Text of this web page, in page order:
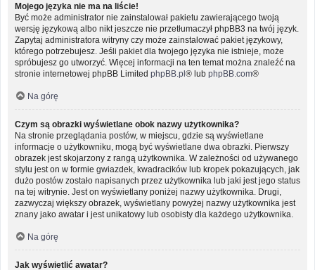
Mojego języka nie ma na liście!
Być może administrator nie zainstalował pakietu zawierającego twoją
wersję językową albo nikt jeszcze nie przetłumaczył phpBB3 na twój język.
Zapytaj administratora witryny czy może zainstalować pakiet językowy,
którego potrzebujesz. Jeśli pakiet dla twojego języka nie istnieje, może
spróbujesz go utworzyć. Więcej informacji na ten temat można znaleźć na
stronie internetowej phpBB Limited phpBB.pl® lub phpBB.com®
Na górę
Czym są obrazki wyświetlane obok nazwy użytkownika?
Na stronie przeglądania postów, w miejscu, gdzie są wyświetlane
informacje o użytkowniku, mogą być wyświetlane dwa obrazki. Pierwszy
obrazek jest skojarzony z rangą użytkownika. W zależności od używanego
stylu jest on w formie gwiazdek, kwadracików lub kropek pokazujących, jak
dużo postów zostało napisanych przez użytkownika lub jaki jest jego status
na tej witrynie. Jest on wyświetlany poniżej nazwy użytkownika. Drugi,
zazwyczaj większy obrazek, wyświetlany powyżej nazwy użytkownika jest
znany jako awatar i jest unikatowy lub osobisty dla każdego użytkownika.
Na górę
Jak wyświetlić awatar?